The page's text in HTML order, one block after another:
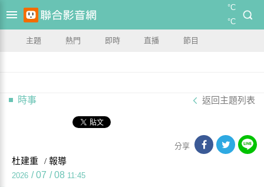
°C
°C
主題 熱門 即時 直播 節目
時事 返回主題列表
分享
杜建重 / 報導
2026 / 07 / 08 11:45